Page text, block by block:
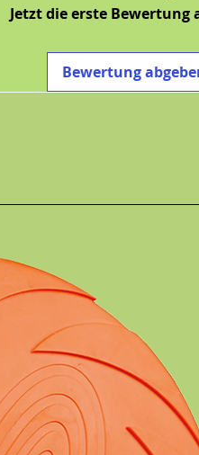
Jetzt die erste Bewertung
Bewertung